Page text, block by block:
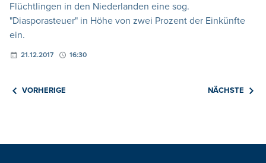
Flüchtlingen in den Niederlanden eine sog.
"Diasporasteuer" in Höhe von zwei Prozent der Einkünfte
ein.
21.12.2017 16:30
VORHERIGE NÄCHSTE